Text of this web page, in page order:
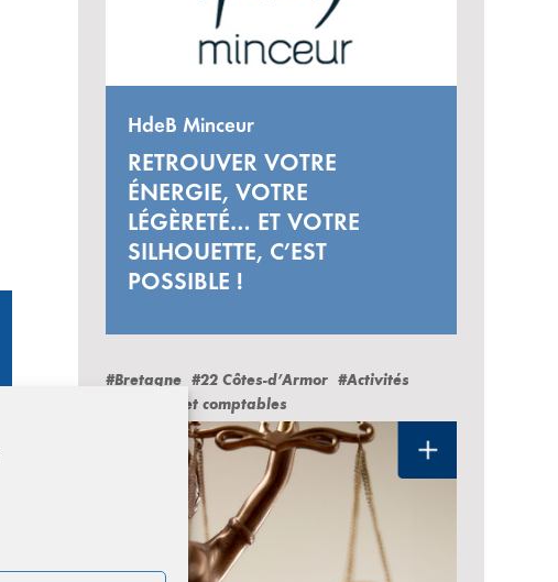
HdeB Minceur
RETROUVER VOTRE
ÉNERGIE, VOTRE
LÉGÈRETÉ… ET VOTRE
SILHOUETTE, C’EST
POSSIBLE !
#Bretagne #22 Côtes-d’Armor #Activités
juridiques et comptables